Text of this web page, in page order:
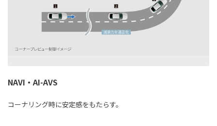
NAVI・AI-AVS
コーナリング時に安定感をもたらす。